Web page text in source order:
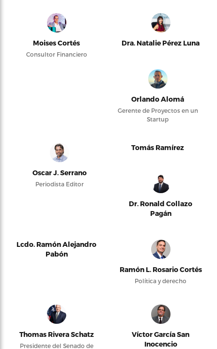
Moises Cortés
Consultor Financiero
Dra. Natalie Pérez Luna
Orlando Alomá
Gerente de Proyectos en un
Startup
Oscar J. Serrano
Periodista Editor
Tomás Ramírez
Dr. Ronald Collazo
Pagán
Lcdo. Ramón Alejandro
Pabón
Ramón L. Rosario Cortés
Política y derecho
Thomas Rivera Schatz
Presidente del Senado de
Víctor García San
Inocencio